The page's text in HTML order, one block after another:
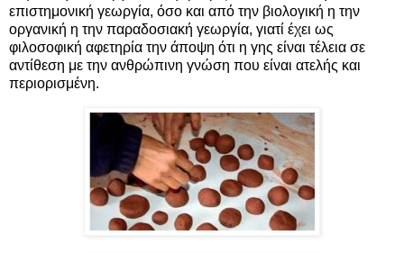
επιστημονική γεωργία, όσο και από την βιολογική η την
οργανική η την παραδοσιακή γεωργία, γιατί έχει ως
φιλοσοφική αφετηρία την άποψη ότι η γης είναι τέλεια σε
αντίθεση με την ανθρώπινη γνώση που είναι ατελής και
περιορισμένη.